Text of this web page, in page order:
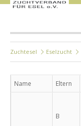
Zuchtesel Eselzucht
Name Eltern
B